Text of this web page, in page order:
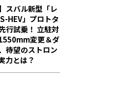
スバル新型「レ
HEV」プロトタ
行試乗！ 立駐対
変更＆ダ
待望のストロン
力とは？